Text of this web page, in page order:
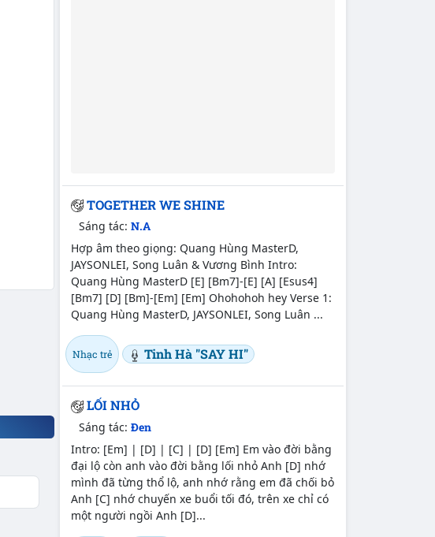
TOGETHER WE SHINE
Sáng tác:N.A
Hợp âm theo giọng: Quang Hùng MasterD,
JAYSONLEI, Song Luân & Vương Bình Intro:
Quang Hùng MasterD [E] [Bm7]-[E] [A] [Esus4]
[Bm7] [D] [Bm]-[Em] [Em] Ohohohoh hey Verse 1:
Quang Hùng MasterD, JAYSONLEI, Song Luân ...
Nhạc trẻ Tinh Hà "SAY HI"
LỐI NHỎ
Sáng tác:Đen
Intro: [Em] | [D] | [C] | [D] [Em] Em vào đời bằng
đại lộ còn anh vào đời bằng lối nhỏ Anh [D] nhớ
mình đã từng thổ lộ, anh nhớ rằng em đã chối bỏ
Anh [C] nhớ chuyến xe buổi tối đó, trên xe chỉ có
một người ngồi Anh [D]...